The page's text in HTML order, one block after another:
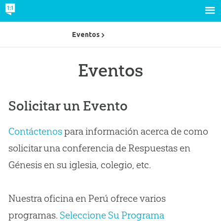
Eventos
Solicitar un Evento
Contáctenospara información acerca de como
solicitar una conferencia de Respuestas en
Génesis en su iglesia, colegio, etc.
Nuestra oficina en Perú ofrece varios
programas. Seleccione Su Programa
Eventos